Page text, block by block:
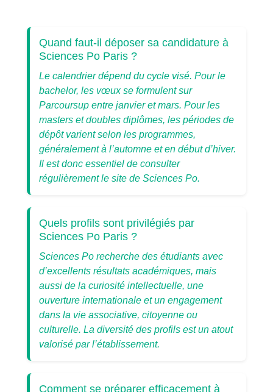
Quand faut-il déposer sa candidature à
Sciences Po Paris ?
Le calendrier dépend du cycle visé. Pour le
bachelor, les vœux se formulent sur
Parcoursup entre janvier et mars. Pour les
masters et doubles diplômes, les périodes de
dépôt varient selon les programmes,
généralement à l’automne et en début d’hiver.
Il est donc essentiel de consulter
régulièrement le site de Sciences Po.
Quels profils sont privilégiés par
Sciences Po Paris ?
Sciences Po recherche des étudiants avec
d’excellents résultats académiques, mais
aussi de la curiosité intellectuelle, une
ouverture internationale et un engagement
dans la vie associative, citoyenne ou
culturelle. La diversité des profils est un atout
valorisé par l’établissement.
Comment se préparer efficacement à